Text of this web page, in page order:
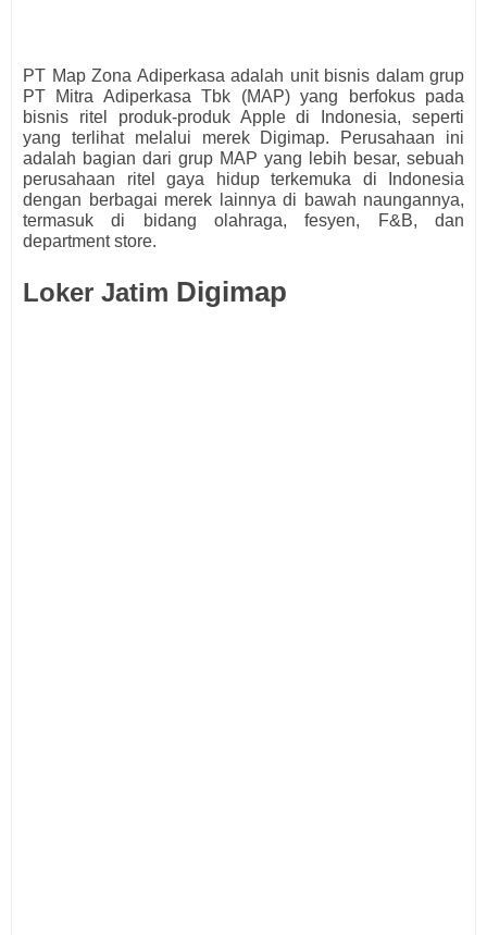
PT Map Zona Adiperkasa adalah unit bisnis dalam grup
PT Mitra Adiperkasa Tbk (MAP) yang berfokus pada
bisnis ritel produk-produk Apple di Indonesia, seperti
yang terlihat melalui merek Digimap. Perusahaan ini
adalah bagian dari grup MAP yang lebih besar, sebuah
perusahaan ritel gaya hidup terkemuka di Indonesia
dengan berbagai merek lainnya di bawah naungannya,
termasuk di bidang olahraga, fesyen, F&B, dan
department store.
Loker Jatim Digimap